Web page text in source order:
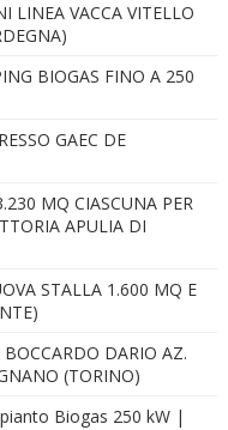
LINEA VACCA VITELLO
BIOGAS FINO A 250
GAEC DE
MQ CIASCUNA PER
APULIA DI
STALLA 1.600 MQ E
DARIO AZ.
(TORINO)
Biogas 250 kW |